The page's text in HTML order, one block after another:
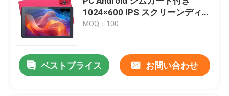
VRショー
企業情報
1024×600 IPS スクリーンディス
プレイ Wifi GPS ティーンズ 学生
MOQ：100
ベストプライス お問い合わせ